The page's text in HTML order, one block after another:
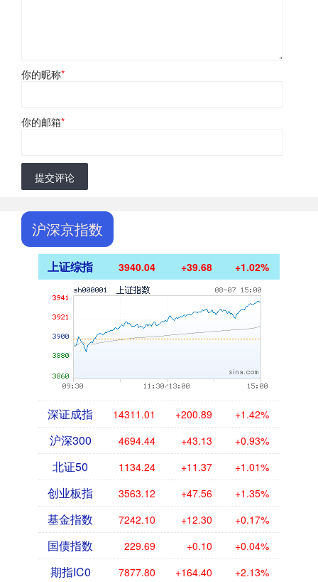
你的昵称*
你的邮箱*
提交评论
沪深京指数
上证综指 3940.04 +39.68 +1.02%
深证成指 14311.01 +200.89 +1.42%
沪深300 4694.44 +43.13 +0.93%
北证50 1134.24 +11.37 +1.01%
创业板指 3563.12 +47.56 +1.35%
基金指数 7242.10 +12.30 +0.17%
国债指数 229.69 +0.10 +0.04%
期指IC0 7877.80 +164.40 +2.13%